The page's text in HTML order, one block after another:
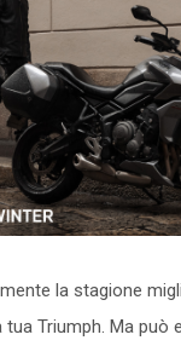
la stagione
tua Triumph. Ma può